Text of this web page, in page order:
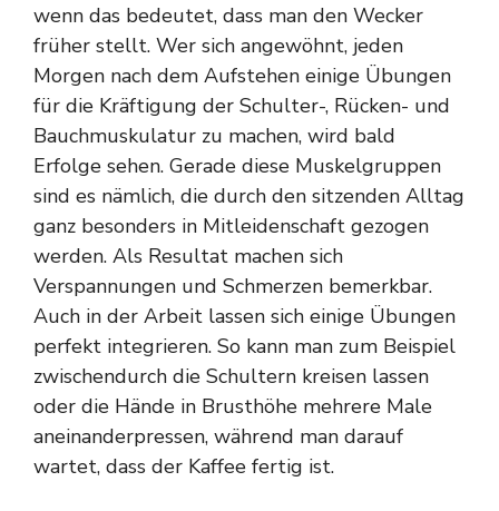
wenn das bedeutet, dass man den Wecker
früher stellt. Wer sich angewöhnt, jeden
Morgen nach dem Aufstehen einige Übungen
für die Kräftigung der Schulter-, Rücken- und
Bauchmuskulatur zu machen, wird bald
Erfolge sehen. Gerade diese Muskelgruppen
sind es nämlich, die durch den sitzenden Alltag
ganz besonders in Mitleidenschaft gezogen
werden. Als Resultat machen sich
Verspannungen und Schmerzen bemerkbar.
Auch in der Arbeit lassen sich einige Übungen
perfekt integrieren. So kann man zum Beispiel
zwischendurch die Schultern kreisen lassen
oder die Hände in Brusthöhe mehrere Male
aneinanderpressen, während man darauf
wartet, dass der Kaffee fertig ist.